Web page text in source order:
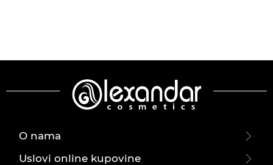
O nama
Uslovi online kupovine